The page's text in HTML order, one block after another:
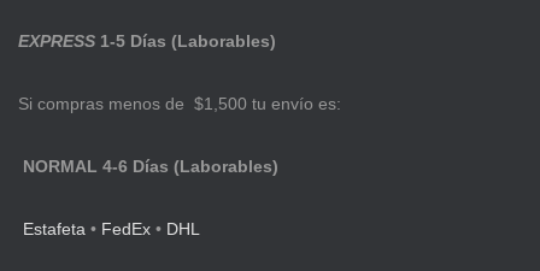
EXPRESS 1-5 Días (Laborables)
Si compras menos de $1,500 tu envío es:
NORMAL 4-6 Días (Laborables)
Estafeta • FedEx • DHL